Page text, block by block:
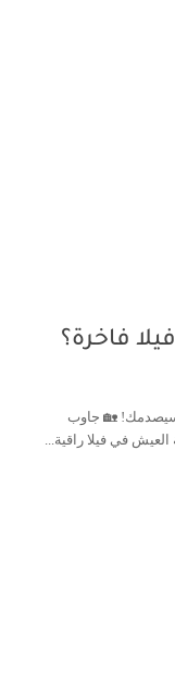
فاخرة؟
سيصدمك! 🏡 جاوب
في فيلا راقية...